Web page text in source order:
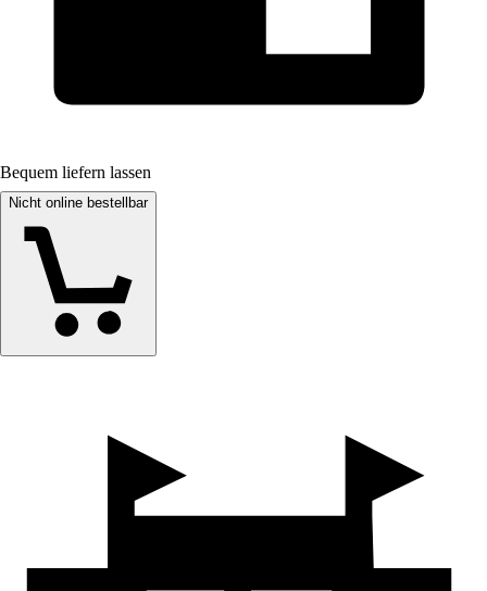
Bequem liefern lassen
Nicht online bestellbar